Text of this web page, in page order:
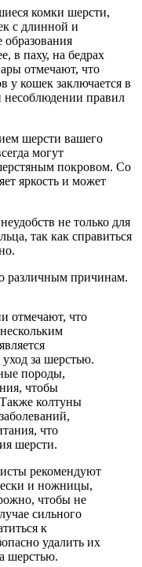
комки шерсти,
с длинной и
в паху, на бедрах
отмечают, что
у кошек заключается в
несоблюдении правил
шерсти вашего
могут
покровом. Со
яркость и может
не только для
так как справиться
различным причинам.
отмечают, что
уход за шерстью.
породы,
чтобы
колтуны
что
шерсти.
рекомендуют
и ножницы,
чтобы не
сильного
к
удалить их
шерстью.